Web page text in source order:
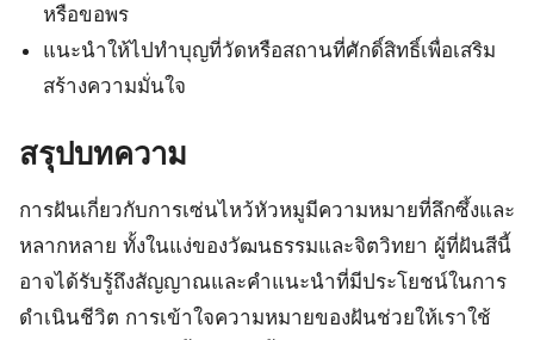
หรือขอพร
แนะนำให้ไปทำบุญที่วัดหรือสถานที่ศักดิ์สิทธิ์เพื่อเสริม
สร้างความมั่นใจ
สรุปบทความ
การฝันเกี่ยวกับการเซ่นไหว้หัวหมูมีความหมายที่ลึกซึ้งและ
หลากหลาย ทั้งในแง่ของวัฒนธรรมและจิตวิทยา ผู้ที่ฝันสีนี้
อาจได้รับรู้ถึงสัญญาณและคำแนะนำที่มีประโยชน์ในการ
ดำเนินชีวิต การเข้าใจความหมายของฝันช่วยให้เราใช้